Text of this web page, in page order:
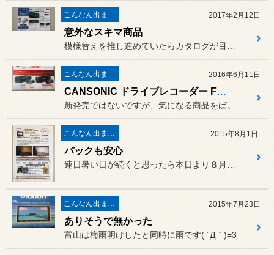
こんなん出ました。 2017年2月12日
意外なスキマ商品
模様替えを推し進めていたらカタログが目についたので紹介しますね～
こんなん出ました。 2016年6月11日
CANSONIC ドライブレコーダー FDV-700S
新発売ではないですが、気になる商品をば。
こんなん出ました。 2015年8月1日
バックも安心
連日暑い日が続くと思ったら本日より８月ですね～。どおりで暑いハズで...
こんなん出ました。 2015年7月23日
ありそうで無かった
富山は梅雨明けしたと同時に雨です( ´Д｀)=3